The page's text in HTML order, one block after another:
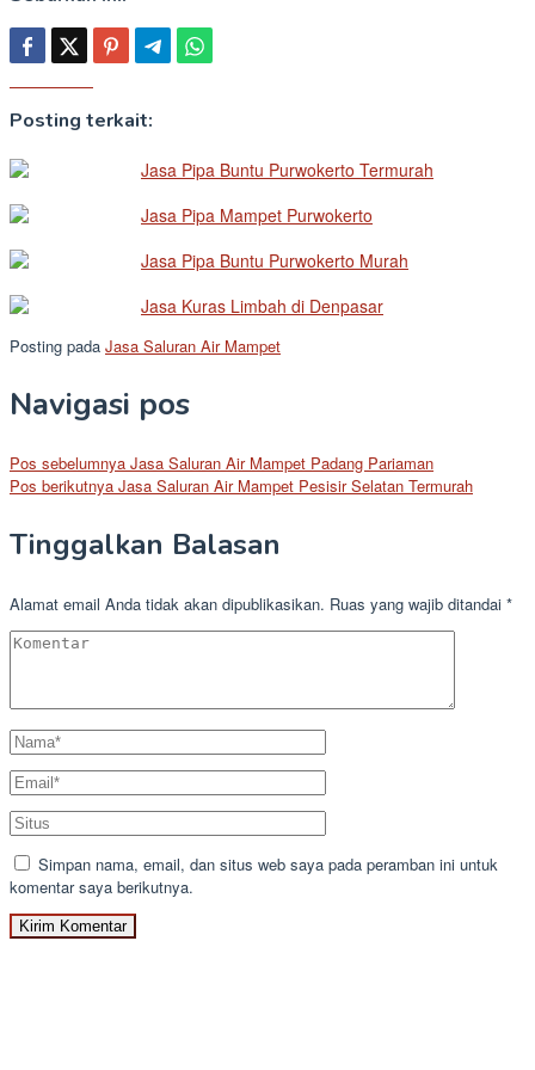
Posting terkait:
Jasa Pipa Buntu Purwokerto Termurah
Jasa Pipa Mampet Purwokerto
Jasa Pipa Buntu Purwokerto Murah
Jasa Kuras Limbah di Denpasar
Posting pada Jasa Saluran Air Mampet
Navigasi pos
Pos sebelumnya Jasa Saluran Air Mampet Padang Pariaman
Pos berikutnya Jasa Saluran Air Mampet Pesisir Selatan Termurah
Tinggalkan Balasan
Alamat email Anda tidak akan dipublikasikan. Ruas yang wajib ditandai *
Simpan nama, email, dan situs web saya pada peramban ini untuk
komentar saya berikutnya.